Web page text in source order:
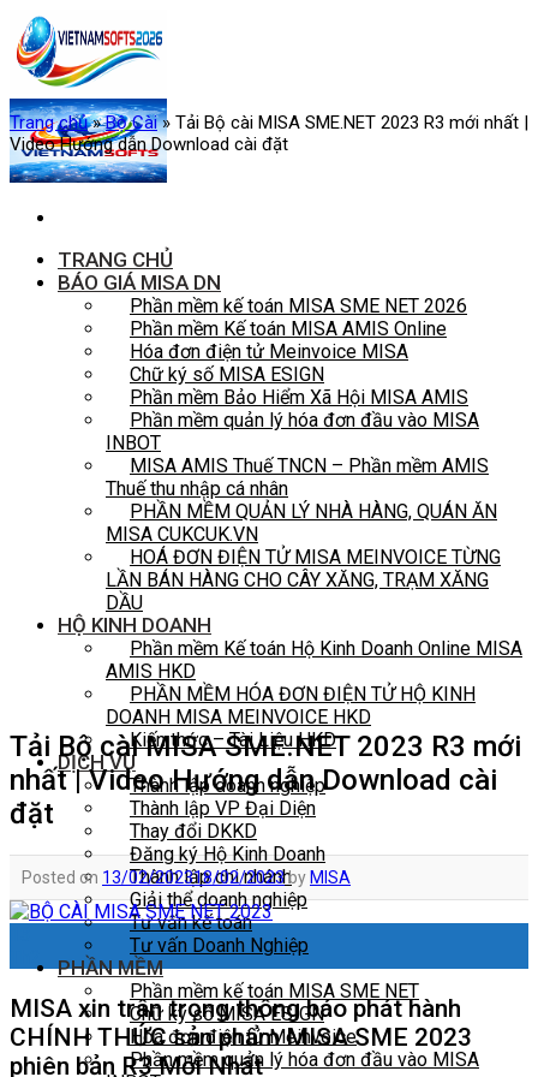
Skip
to
content
TRANG CHỦ
BÁO GIÁ MISA DN
Phần mềm kế toán MISA SME NET 2026
Phần mềm Kế toán MISA AMIS Online
Hóa đơn điện tử Meinvoice MISA
Chữ ký số MISA ESIGN
Phần mềm Bảo Hiểm Xã Hội MISA AMIS
Phần mềm quản lý hóa đơn đầu vào MISA
INBOT
MISA AMIS Thuế TNCN – Phần mềm AMIS
Thuế thu nhập cá nhân
PHẦN MỀM QUẢN LÝ NHÀ HÀNG, QUÁN ĂN
MISA CUKCUK.VN
HOÁ ĐƠN ĐIỆN TỬ MISA MEINVOICE TỪNG
LẦN BÁN HÀNG CHO CÂY XĂNG, TRẠM XĂNG
DẦU
HỘ KINH DOANH
Phần mềm Kế toán Hộ Kinh Doanh Online MISA
AMIS HKD
PHẦN MỀM HÓA ĐƠN ĐIỆN TỬ HỘ KINH
DOANH MISA MEINVOICE HKD
Kiến thức – Tài Liệu HKD
DỊCH VỤ
Thành lập doanh nghiệp
Thành lập VP Đại Diện
Thay đổi DKKD
Đăng ký Hộ Kinh Doanh
Thành lập chi nhánh
Giải thể doanh nghiệp
Tư vấn kế toán
Tư vấn Doanh Nghiệp
PHẦN MỀM
Phần mềm kế toán MISA SME NET
Chữ ký số MISA ESIGN
Hóa đơn điện tử Meinvoice
Phần mềm quản lý hóa đơn đầu vào MISA
Trang chủ»Bộ Cài» Tải Bộ cài MISA SME.NET 2023 R3 mới nhất |
Video Hướng dẫn Download cài đặt
Tải Bộ cài MISA SME.NET 2023 R3 mới
nhất | Video Hướng dẫn Download cài
đặt
Posted on 13/02/202318/02/2023by MISA
MISA xin trân trọng thông báo phát hành
CHÍNH THỨC sản phẩm MISA SME 2023
phiên bản R3 Mới Nhất